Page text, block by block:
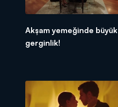
Akşam yemeğinde büyük
gerginlik!